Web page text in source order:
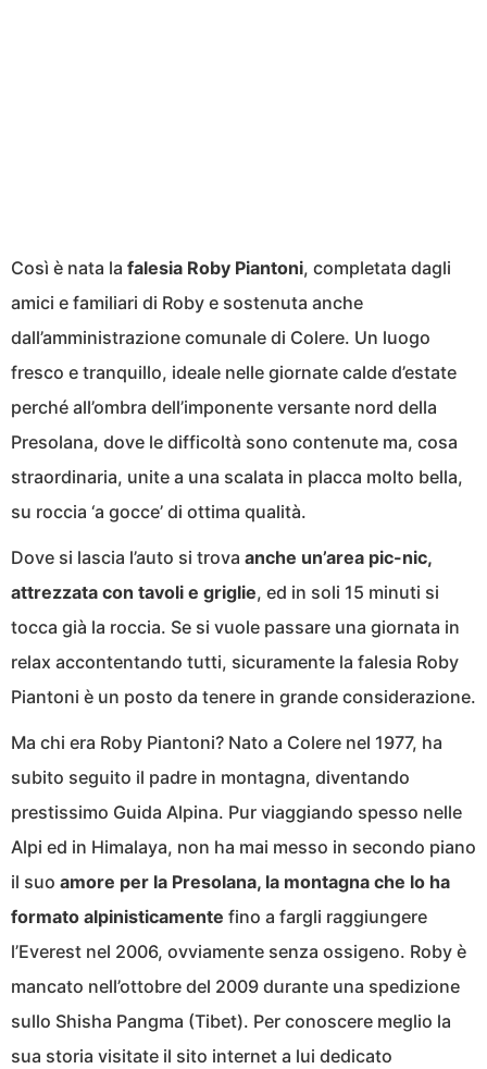
Così è nata la falesia Roby Piantoni, completata dagli
amici e familiari di Roby e sostenuta anche
dall’amministrazione comunale di Colere. Un luogo
fresco e tranquillo, ideale nelle giornate calde d’estate
perché all’ombra dell’imponente versante nord della
Presolana, dove le difficoltà sono contenute ma, cosa
straordinaria, unite a una scalata in placca molto bella,
su roccia ‘a gocce’ di ottima qualità.
Dove si lascia l’auto si trova anche un’area pic-nic,
attrezzata con tavoli e griglie, ed in soli 15 minuti si
tocca già la roccia. Se si vuole passare una giornata in
relax accontentando tutti, sicuramente la falesia Roby
Piantoni è un posto da tenere in grande considerazione.
Ma chi era Roby Piantoni? Nato a Colere nel 1977, ha
subito seguito il padre in montagna, diventando
prestissimo Guida Alpina. Pur viaggiando spesso nelle
Alpi ed in Himalaya, non ha mai messo in secondo piano
il suo amore per la Presolana, la montagna che lo ha
formato alpinisticamente fino a fargli raggiungere
l’Everest nel 2006, ovviamente senza ossigeno. Roby è
mancato nell’ottobre del 2009 durante una spedizione
sullo Shisha Pangma (Tibet). Per conoscere meglio la
sua storia visitate il sito internet a lui dedicato